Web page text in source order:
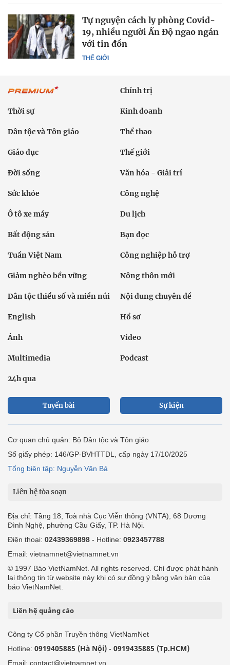
THẾ GIỚI
Tự nguyện cách ly phòng Covid-
19, nhiều người Ấn Độ ngao ngán
với tin đồn
Chính trị
Thời sự Kinh doanh
Dân tộc và Tôn giáo Thể thao
Giáo dục Thế giới
Đời sống Văn hóa - Giải trí
Sức khỏe Công nghệ
Ô tô xe máy Du lịch
Bất động sản Bạn đọc
Tuần Việt Nam Công nghiệp hỗ trợ
Giảm nghèo bền vững Nông thôn mới
Dân tộc thiểu số và miền núi Nội dung chuyên đề
English Hồ sơ
Ảnh Video
Multimedia Podcast
24h qua
Tuyến bài Sự kiện
Cơ quan chủ quản: Bộ Dân tộc và Tôn giáo
Số giấy phép: 146/GP-BVHTTDL, cấp ngày 17/10/2025
Tổng biên tập: Nguyễn Văn Bá
Liên hệ tòa soạn
Địa chỉ: Tầng 18, Toà nhà Cục Viễn thông (VNTA), 68 Dương
Đình Nghệ, phường Cầu Giấy, TP. Hà Nội.
Điện thoại: 02439369898 - Hotline: 0923457788
Email: vietnamnet@vietnamnet.vn
© 1997 Báo VietNamNet. All rights reserved. Chỉ được phát hành
lại thông tin từ website này khi có sự đồng ý bằng văn bản của
báo VietNamNet.
Liên hệ quảng cáo
Công ty Cổ phần Truyền thông VietNamNet
Hotline: 0919405885 (Hà Nội) - 0919435885 (Tp.HCM)
Email: contact@vietnamnet.vn